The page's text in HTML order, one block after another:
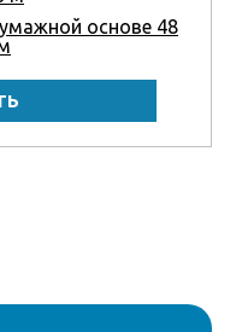
основе 48